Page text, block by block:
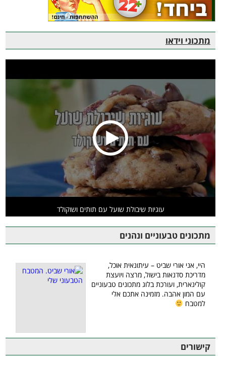
מתכוני וידאו
עוגיות שיבולת שועל עם תותים ושוקולד
מתכונים טבעוניים ונהנים
היי, אני אורי שביט – עיתונאית אוכל,
מדריכת סדנאות בישול, מרצה ויועצת
קולינארית, ועורכת בלוג מתכונים טבעוניים
עם המון אהבה. מזמינה אתכם אלי
למטבח
קישורים